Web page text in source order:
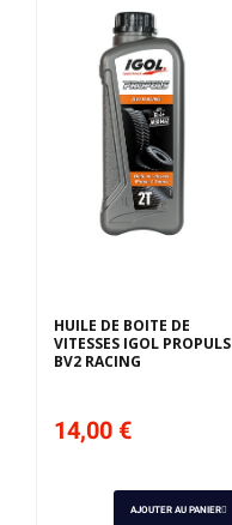
HUILE DE BOITE DE
VITESSES IGOL PROPULS
BV2 RACING
14,00 €
AJOUTER AU PANIER